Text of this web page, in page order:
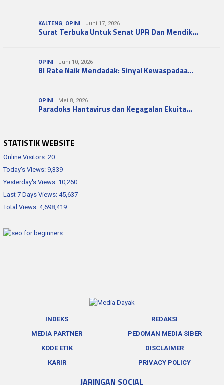
KALTENG OPINI Juni 17, 2026
Surat Terbuka Untuk Senat UPR Dan Mendik…
OPINI Juni 10, 2026
BI Rate Naik Mendadak: Sinyal Kewaspadaa…
OPINI Mei 8, 2026
Paradoks Hantavirus dan Kegagalan Ekuita…
STATISTIK WEBSITE
Online Visitors: 20
Today's Views: 9,339
Yesterday's Views: 10,260
Last 7 Days Views: 45,637
Total Views: 4,698,419
INDEKS
REDAKSI
MEDIA PARTNER
PEDOMAN MEDIA SIBER
KODE ETIK
DISCLAIMER
KARIR
PRIVACY POLICY
JARINGAN SOCIAL